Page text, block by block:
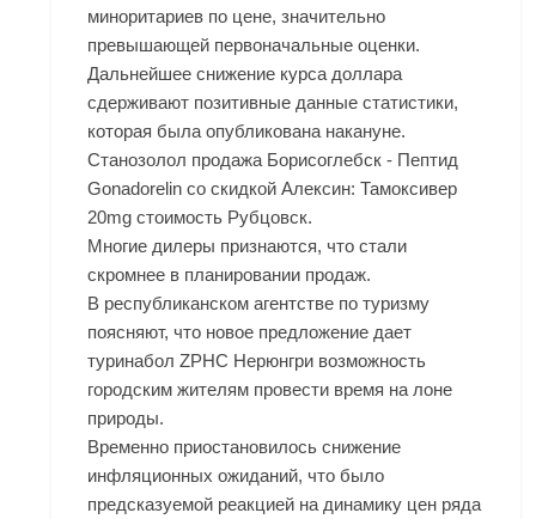
миноритариев по цене, значительно
превышающей первоначальные оценки.
Дальнейшее снижение курса доллара
сдерживают позитивные данные статистики,
которая была опубликована накануне.
Станозолол продажа Борисоглебск - Пептид
Gonadorelin со скидкой Алексин: Тамоксивер
20mg стоимость Рубцовск.
Многие дилеры признаются, что стали
скромнее в планировании продаж.
В республиканском агентстве по туризму
поясняют, что новое предложение дает
туринабол ZPHC Нерюнгри возможность
городским жителям провести время на лоне
природы.
Временно приостановилось снижение
инфляционных ожиданий, что было
предсказуемой реакцией на динамику цен ряда